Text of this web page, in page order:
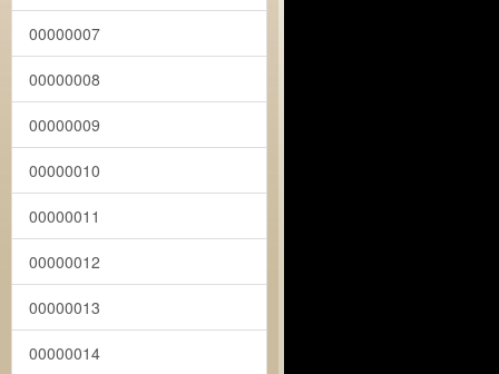
00000007
00000008
00000009
00000010
00000011
00000012
00000013
00000014